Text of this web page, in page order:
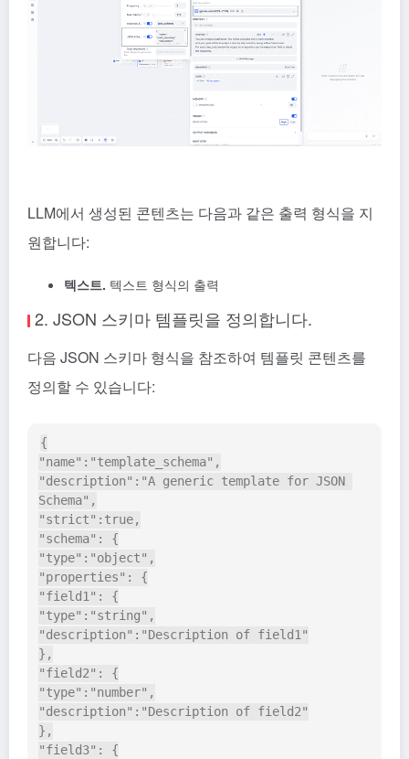
LLM에서 생성된 콘텐츠는 다음과 같은 출력 형식을 지
원합니다:
텍스트. 텍스트 형식의 출력
2. JSON 스키마 템플릿을 정의합니다.
다음 JSON 스키마 형식을 참조하여 템플릿 콘텐츠를
정의할 수 있습니다:
{
"name":"template_schema",
"description":"A generic template for JSON
Schema",
"strict":true,
"schema": {
"type":"object",
"properties": {
"field1": {
"type":"string",
"description":"Description of field1"
},
"field2": {
"type":"number",
"description":"Description of field2"
},
"field3": {